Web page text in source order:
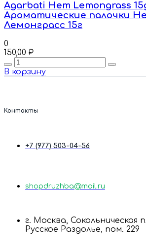
Agarbati Hem Lemongrass
Ароматические палочки
Лемонграсс 15г
0
150,00 ₽
Quantity
В корзину
Контакты
+7 (977) 503-04-56
shopdruzhba@mail.ru
г. Москва, Сокольническая
Русское Раздолье, пом. 229